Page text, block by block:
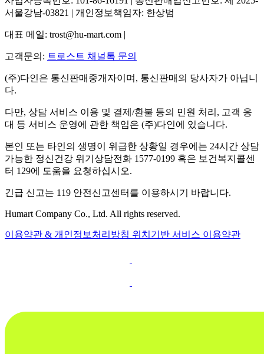
서울강남-03821 | 개인정보책임자: 한상범
대표 메일: trost@hu-mart.com |
고객문의: 트로스트 채널톡 문의
(주)다인은 통신판매중개자이며, 통신판매의 당사자가 아닙니
다.
다만, 상담 서비스 이용 및 결제/환불 등의 민원 처리, 고객 응
대 등 서비스 운영에 관한 책임은 (주)다인에 있습니다.
본인 또는 타인의 생명이 위급한 상황일 경우에는 24시간 상담
가능한 정신건강 위기상담전화 1577-0199 혹은 보건복지콜센
터 129에 도움을 요청하십시오.
긴급 신고는 119 안전신고센터를 이용하시기 바랍니다.
Humart Company Co., Ltd. All rights reserved.
이용약관 & 개인정보처리방침 위치기반 서비스 이용약관